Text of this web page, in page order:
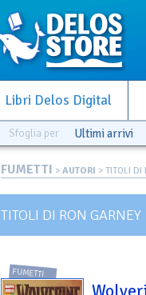
Libri Delos Digital
Sfoglia per Ultimi arrivi
FUMETTI > AUTORI > TITOLI DI
TITOLI DI RON GARNEY
FUMETTI